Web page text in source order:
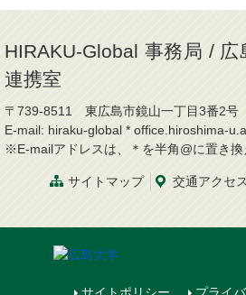
HIRAKU-Global 事務局 /
連携室
〒739-8511 東広島市鏡山一丁目3番2号
E-mail: hiraku-global * office.hiroshima-
※E-mailアドレスは、＊を半角@に置き換
サイトマップ 交通アクセス